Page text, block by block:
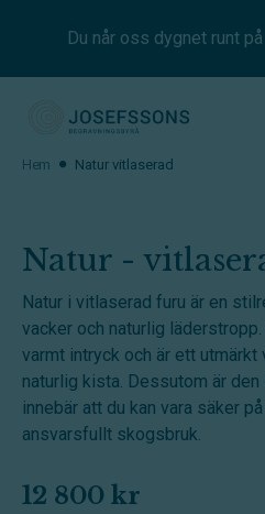
Du når oss dygnet runt på
Hem Natur vitlaserad
Natur -
Natur i vitlaserad furu är en
vacker och naturlig
varmt intryck och är ett
naturlig kista. Dessutom är
innebär att du kan vara säker
ansvarsfullt skogsbruk.
12 800 kr